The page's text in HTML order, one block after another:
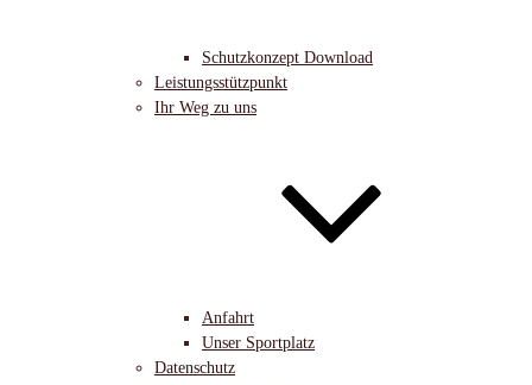
Schutzkonzept Download
Leistungsstützpunkt
Ihr Weg zu uns
Anfahrt
Unser Sportplatz
Datenschutz